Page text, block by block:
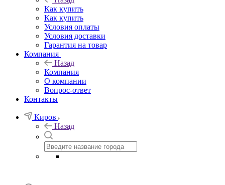
Как купить
Как купить
Условия оплаты
Условия доставки
Гарантия на товар
Компания
Назад
Компания
О компании
Вопрос-ответ
Контакты
Киров
Назад